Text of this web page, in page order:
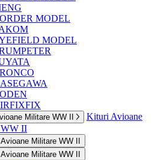
MODEL
MODEL
Militare WW II
Kituri Avioane
II
Militare WW II
Militare WW II